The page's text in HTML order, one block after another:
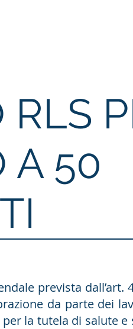
A 50
prevista dall’art.
da parte dei
la tutela di salute e